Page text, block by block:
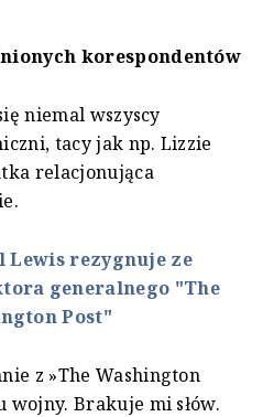
korespondentów
niemal wszyscy
tacy jak np. Lizzie
relacjonująca
Lewis rezygnuje ze
generalnego "The
Post"
z »The Washington
wojny. Brakuje mi słów.